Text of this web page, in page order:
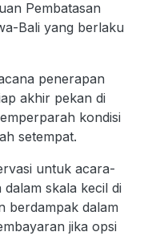
Pembatasan
Bali yang berlaku
penerapan
akhir pekan di
kondisi
setempat.
untuk acara-
skala kecil di
berdampak dalam
jika opsi